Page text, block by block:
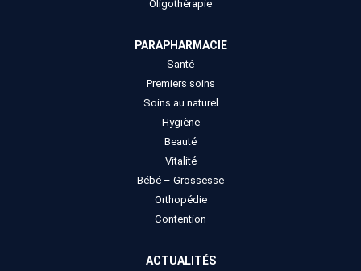
Oligothérapie
PARAPHARMACIE
Santé
Premiers soins
Soins au naturel
Hygiène
Beauté
Vitalité
Bébé – Grossesse
Orthopédie
Contention
ACTUALITÉS